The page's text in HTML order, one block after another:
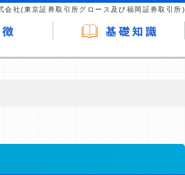
会社(東京証券取引所グロース及び福岡証券取引所)